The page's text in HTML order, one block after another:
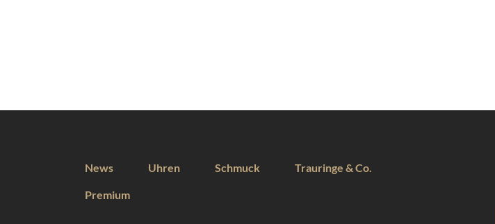
News Uhren Schmuck Trauringe & Co.
Premium